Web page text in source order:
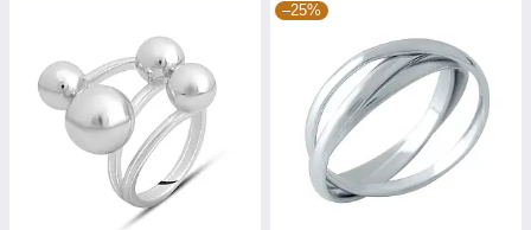
–25%